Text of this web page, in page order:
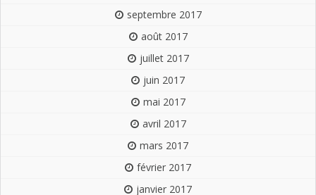
septembre 2017
août 2017
juillet 2017
juin 2017
mai 2017
avril 2017
mars 2017
février 2017
janvier 2017